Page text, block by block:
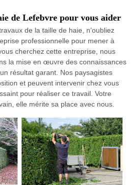
de Lefebvre pour vous aider
de la taille de haie, n’oubliez
professionnelle pour mener à
cherchez cette entreprise, nous
la mise en œuvre des connaissances
résultat garant. Nos paysagistes
et peuvent intervenir chez vous
pour réaliser ce travail. Votre
elle mérite sa place avec nous.